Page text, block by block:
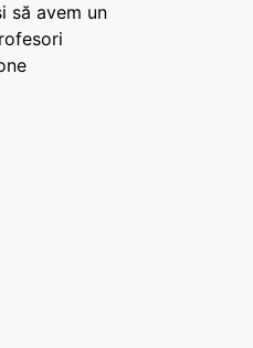
să avem un